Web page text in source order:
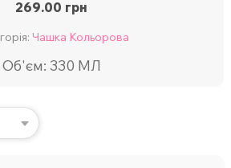
269.00 грн
Чашка Кольорова
Об'єм: 330 МЛ